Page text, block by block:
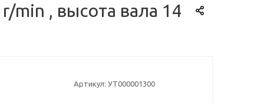
min , высота вала 14
Артикул: УТ000001300